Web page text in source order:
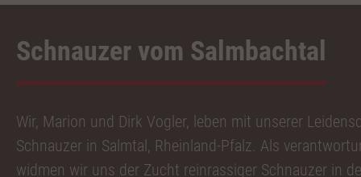
Schnauzer vom Salmbachtal
Wir, Marion und Dirk Vogler, leben mit unserer
Schnauzer in Salmtal, Rheinland-Pfalz. Als
widmen wir uns der Zucht reinrassiger Schnauzer in